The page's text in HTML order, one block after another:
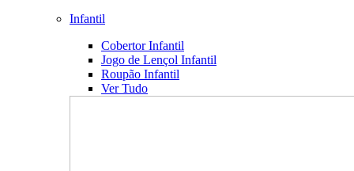
Infantil
Cobertor Infantil
Jogo de Lençol Infantil
Roupão Infantil
Ver Tudo